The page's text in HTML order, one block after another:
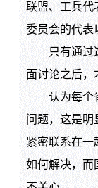
联盟、工兵代
委员会的代表
只有通过这
面讨论之后，
认为每个省
问题，这是明
紧密联系在一
如何解决，而